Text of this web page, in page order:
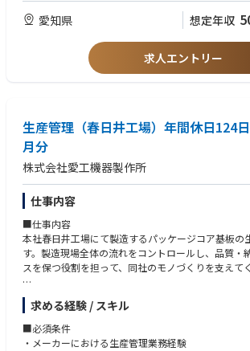
多岐に亘る業務の全てにおいて、全従業員に関わる
確で間違いのない作業が要求されます。
■組織：
50代1名、30代3名、20代4名
・資格（社会保険労務士・FP）を有する方
・労務系システム（特にSuperStream、
・企業での労務経験3年以上
る方
・他部門との連携調整もスムーズに行えるコミュ
している方
・労務系システムの設定改善など情報系に興味が深
愛知県 想定年収
求人エントリー
生産管理（春日井工場）年間休日124
月分
株式会社愛工機器製作所
仕事内容
■仕事内容
本社春日井工場にて製造するパッケージコア基板の
す。製造現場全体の流れをコントロールし、品質・
スを保つ役割を担って、同社のモノづくりを支えて
■具体的な仕事内容
・生産計画の策定と調整
需要予測や受注状況に応じて、いつ・何を・どれだ
す。
求める経験 / スキル
■必須条件
・メーカーにおける生産管理業務経験